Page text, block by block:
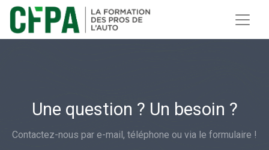
Une question ? Un besoin ?
Contactez-nous par e-mail, téléphone ou via le formulaire !